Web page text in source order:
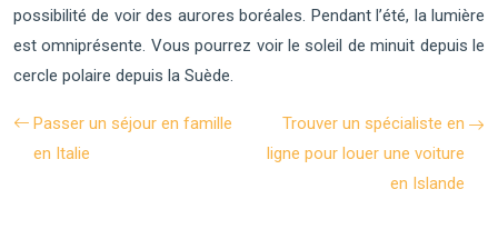
possibilité de voir des aurores boréales. Pendant l’été, la lumière
est omniprésente. Vous pourrez voir le soleil de minuit depuis le
cercle polaire depuis la Suède.
Passer un séjour en famille
en Italie
Trouver un spécialiste en
ligne pour louer une voiture
en Islande